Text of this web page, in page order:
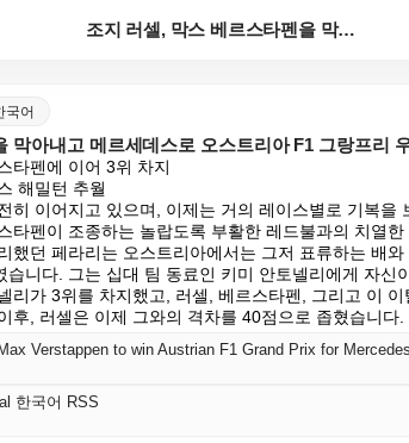
조지 러셀, 막스 베르스타펜을 막아내고 메르세데스로 오...
국어
막아내고 메르세데스로 오스트리아 F1 그랑프리
타펜에 이어 3위 차지
해밀턴 추월
히 이어지고 있으며, 이제는 거의 레이스별로 기복을
타펜이 조종하는 놀랍도록 부활한 레드불과의 치열
했던 페라리는 오스트리아에서는 그저 표류하는 배와
습니다. 그는 십대 팀 동료인 키미 안토넬리에게 자신
리가 3위를 차지했고, 러셀, 베르스타펜, 그리고 이
후, 러셀은 이제 그와의 격차를 40점으로 좁혔습니다.
Verstappen to win Austrian F1 Grand Prix for Mercedes
한국어 RSS